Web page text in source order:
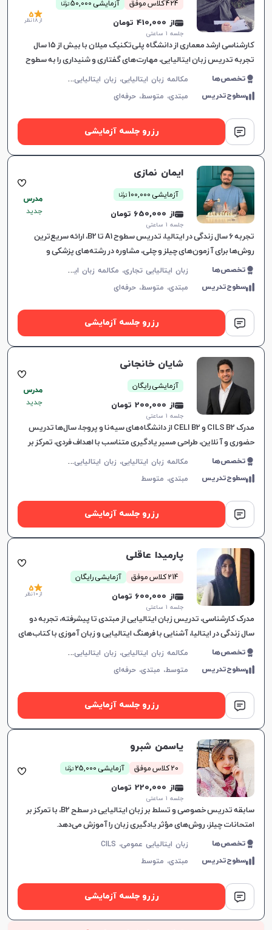
424 کلاس موفق آزمایشی 50,000 توما
ن
از 410,000 تومان
جلسه ۱ ساعتی
5
از 18 نظر
کارشناسی ارشد معماری از دانشگاه پلی‌تکنیک میلان با بیش از ۱۵ سال
تجربه تدریس زبان ایتالیایی، مهارت‌های گفتاری و شنیداری را به سطوح
A1 تا B2 آموزش می‌دهد و درکی عمیق از فرهنگ ایتالیا ایجاد می‌کند.تخصص‌ها م
کالمه زبان ایتالیایی، زبان ایتالیایی عمومی، زبان ایتالیایی کودکان، زبان ایتالیایی تجاری، CILS، CELI
سطوح‌تدریس مبتدی، متوسط،حرفه‌ای
رزرو جلسه آزمایشی
ایمان نمازی
آزمایشی 100,000 توما
ن
از 650,000 تومان
جلسه ۱ ساعتی
مدرس
جدید
تجربه 6 سال زندگی در ایتالیا، تدریس سطوح A1 تا B2، ارائه سریع‌ترین
روش‌ها برای آزمون‌های چیلز و چلی، مشاوره در رشته‌های پزشکی و
دندانپزشکی، مشاوره بورسی
تخصص‌ها ز
بان ایتالیایی تجاری، مکالمه زبان ایتالیایی، زبان ایتالیایی عمومی، زبان ایتالیایی کودکان، CILS، CELI
سطوح‌تدریس مبتدی، متوسط،حرفه‌ای
رزرو جلسه آزمایشی
شایان خانجانی
آزمایشی رایگان
از 200,000 تومان
جلسه ۱ ساعتی
مدرس
جدید
مدرک CILS B2 و CELI B2 از دانشگاه‌های سیه‌نا و پروجا، سال‌ها تدریس
حضوری و آنلاین، طراحی مسیر یادگیری متناسب با اهداف فردی، تمرکز بر
چهار مهارت زبان و آماده‌سازی کامل برای آزمون چ
تخصص‌ها م
کالمه زبان ایتالیایی، زبان ایتالیایی عمومی، CILS، CELI
سطوح‌تدریس مبتدی، متوسط
رزرو جلسه آزمایشی
پارمیدا عاقلی
214 کلاس موفق آزمایشی رایگان
از 600,000 تومان
جلسه ۱ ساعتی
5
از 10 نظر
مدرک کارشناسی، تدریس زبان ایتالیایی از مبتدی تا پیشرفته، تجربه دو
سال زندگی در ایتالیا، آشنایی با فرهنگ ایتالیایی و زبان آموزی با کتاب‌های
جذاب.تخصص‌ها م
کالمه زبان ایتالیایی، زبان ایتالیایی عمومی، CILS
سطوح‌تدریس متوسط، مبتدی،حرفه‌ای
رزرو جلسه آزمایشی
یاسمن شبرو
20 کلاس موفق آزمایشی 25,000 توما
ن
از 220,000 تومان
جلسه ۱ ساعتی
سابقه تدریس خصوصی و تسلط بر زبان ایتالیایی در سطح B2، با تمرکز بر
امتحانات چیلز، روش‌های مؤثر یادگیری زبان را آموزش می‌دهد.
تخصص‌ها
زبان ایتالیایی عمومی، CILS
سطوح‌تدریس
مبتدی، متوسط
رزرو جلسه آزمایشی